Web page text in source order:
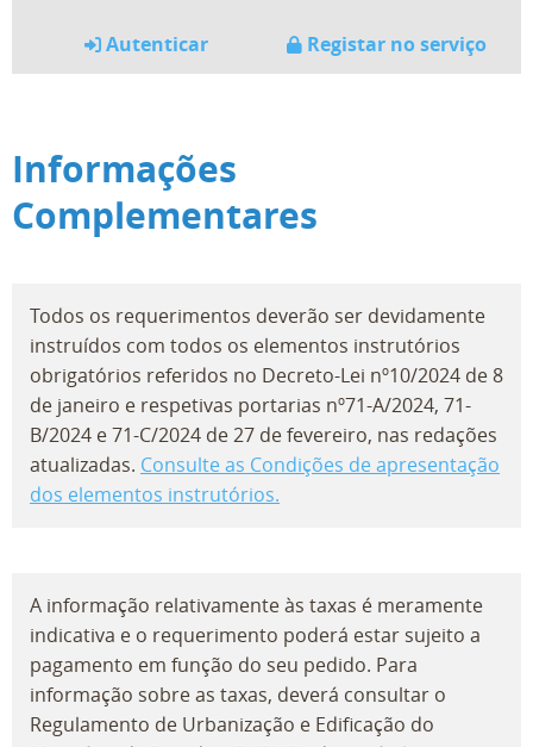
Autenticar Registar no serviço
Informações
Complementares
Todos os requerimentos deverão ser devidamente
instruídos com todos os elementos instrutórios
obrigatórios referidos no Decreto-Lei nº10/2024 de 8
de janeiro e respetivas portarias nº71-A/2024, 71-
B/2024 e 71-C/2024 de 27 de fevereiro, nas redações
atualizadas. Consulte as Condições de apresentação
dos elementos instrutórios.
A informação relativamente às taxas é meramente
indicativa e o requerimento poderá estar sujeito a
pagamento em função do seu pedido. Para
informação sobre as taxas, deverá consultar o
Regulamento de Urbanização e Edificação do